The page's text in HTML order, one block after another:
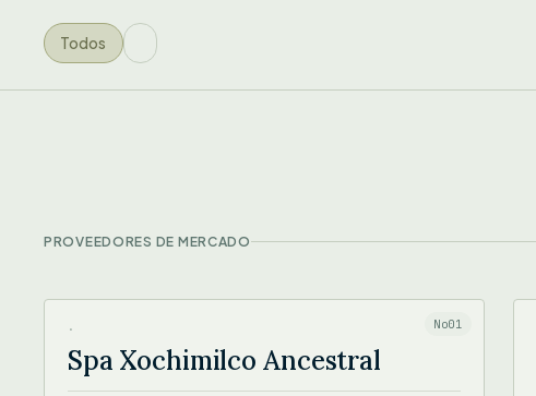
Todos
PROVEEDORES DE MERCADO
No01
·
Spa Xochimilco Ancestral